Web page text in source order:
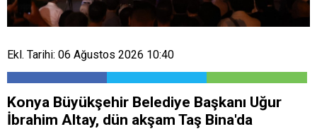
Ekl. Tarihi: 06 Ağustos 2026 10:40
Konya Büyükşehir Belediye Başkanı Uğur
İbrahim Altay, dün akşam Taş Bina'da